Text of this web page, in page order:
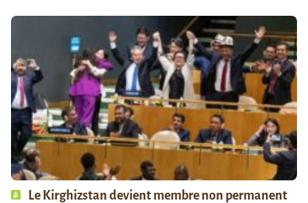
Le Kirghizstan devient membre non permanent